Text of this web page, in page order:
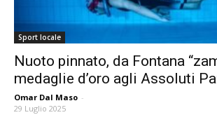
Sport locale
Nuoto pinnato, da Fontana
medaglie d’oro agli Assoluti
Omar Dal Maso -
29 Luglio 2025